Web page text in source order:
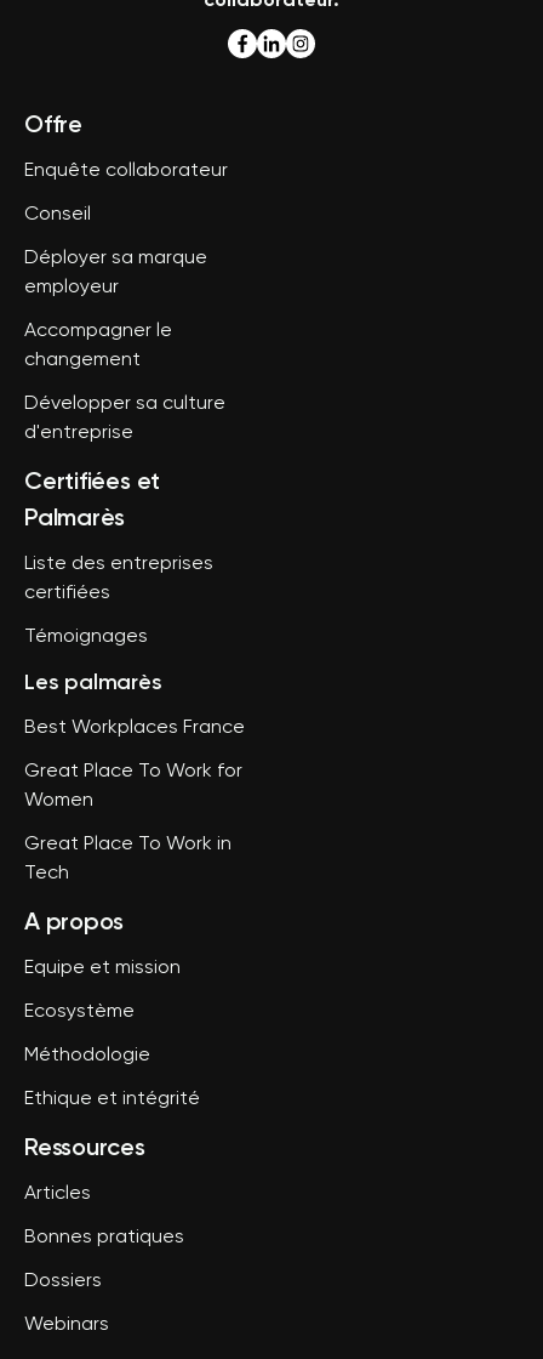
Offre
Enquête collaborateur
Conseil
Déployer sa marque
employeur
Accompagner le
changement
Développer sa culture
d'entreprise
Certifiées et
Palmarès
Liste des entreprises
certifiées
Témoignages
Les palmarès
Best Workplaces France
Great Place To Work for
Women
Great Place To Work in
Tech
A propos
Equipe et mission
Ecosystème
Méthodologie
Ethique et intégrité
Ressources
Articles
Bonnes pratiques
Dossiers
Webinars